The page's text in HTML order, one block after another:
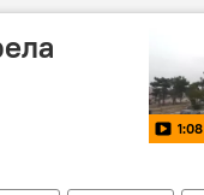
1:08